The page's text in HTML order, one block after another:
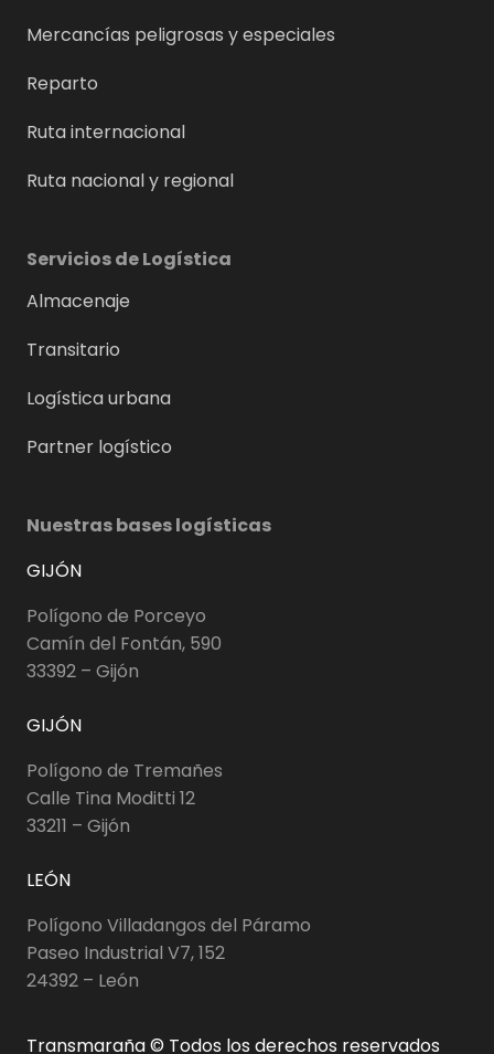
Mercancías peligrosas y especiales
Reparto
Ruta internacional
Ruta nacional y regional
Servicios de Logística
Almacenaje
Transitario
Logística urbana
Partner logístico
Nuestras bases logísticas
GIJÓN
Polígono de Porceyo
Camín del Fontán, 590
33392 – Gijón
GIJÓN
Polígono de Tremañes
Calle Tina Moditti 12
33211 – Gijón
LEÓN
Polígono Villadangos del Páramo
Paseo Industrial V7, 152
24392 – León
Transmaraña © Todos los derechos reservados